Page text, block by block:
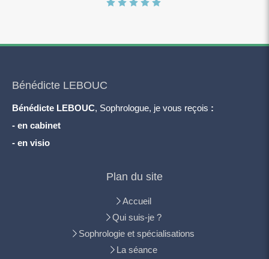
Bénédicte LEBOUC
Bénédicte LEBOUC, Sophrologue, je vous reçois :
- en cabinet
- en visio
Plan du site
Accueil
Qui suis-je ?
Sophrologie et spécialisations
La séance